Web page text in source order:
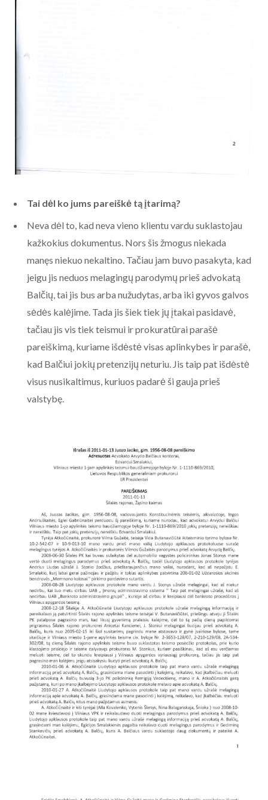
Tai dėl ko jums pareiškė tą įtarimą?
Neva dėl to, kad neva vieno klientu vardu suklastojau
kažkokius dokumentus. Nors šis žmogus niekada
manęs niekuo nekaltino. Tačiau jam buvo pasakyta, kad
jeigu jis neduos melagingų parodymų prieš advokatą
Balčių, tai jis bus arba nužudytas, arba iki gyvos galvos
sėdės kalėjime. Tada jis šiek tiek jų įtakai pasidavė,
tačiau jis vis tiek teismui ir prokuratūrai parašė
pareiškimą, kuriame išdėstė visas aplinkybes ir parašė,
kad Balčiui jokių pretenzijų neturiu. Jis taip pat išdėstė
visus nusikaltimus, kuriuos padarė ši gauja prieš
valstybę.